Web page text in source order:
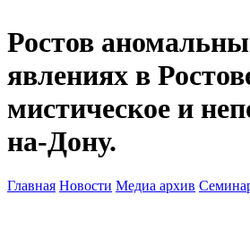
Ростов
явлениях в
мистическое и
на-Дону.
Главная Новости Медиа архив